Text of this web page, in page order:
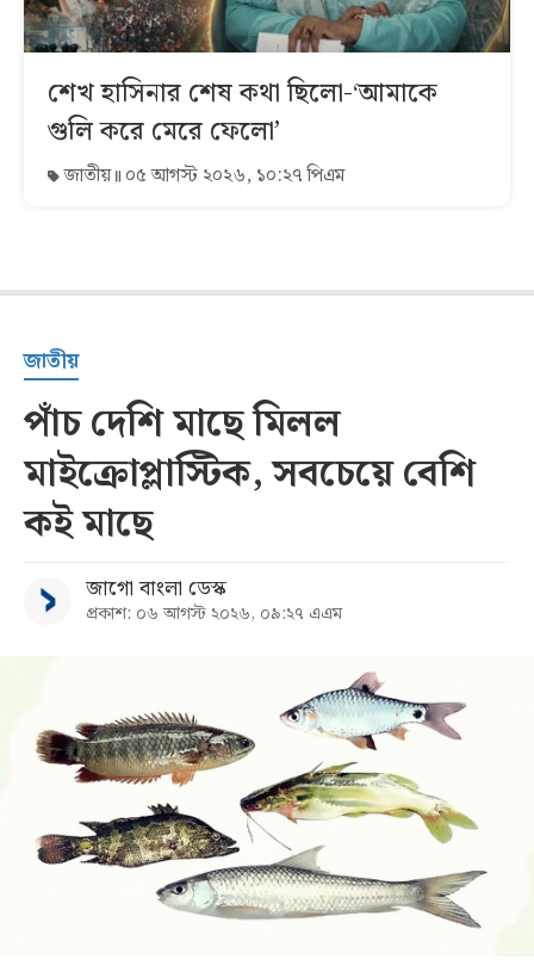
শেখ হাসিনার শেষ কথা ছিলো-‘আমাকে
গুলি করে মেরে ফেলো’
জাতীয় ০৫ আগস্ট ২০২৬, ১০:২৭ পিএম
জাতীয়
পাঁচ দেশি মাছে মিলল
মাইক্রোপ্লাস্টিক, সবচেয়ে বেশি
কই মাছে
জাগো বাংলা ডেস্ক
প্রকাশ: ০৬ আগস্ট ২০২৬, ০৯:২৭ এএম